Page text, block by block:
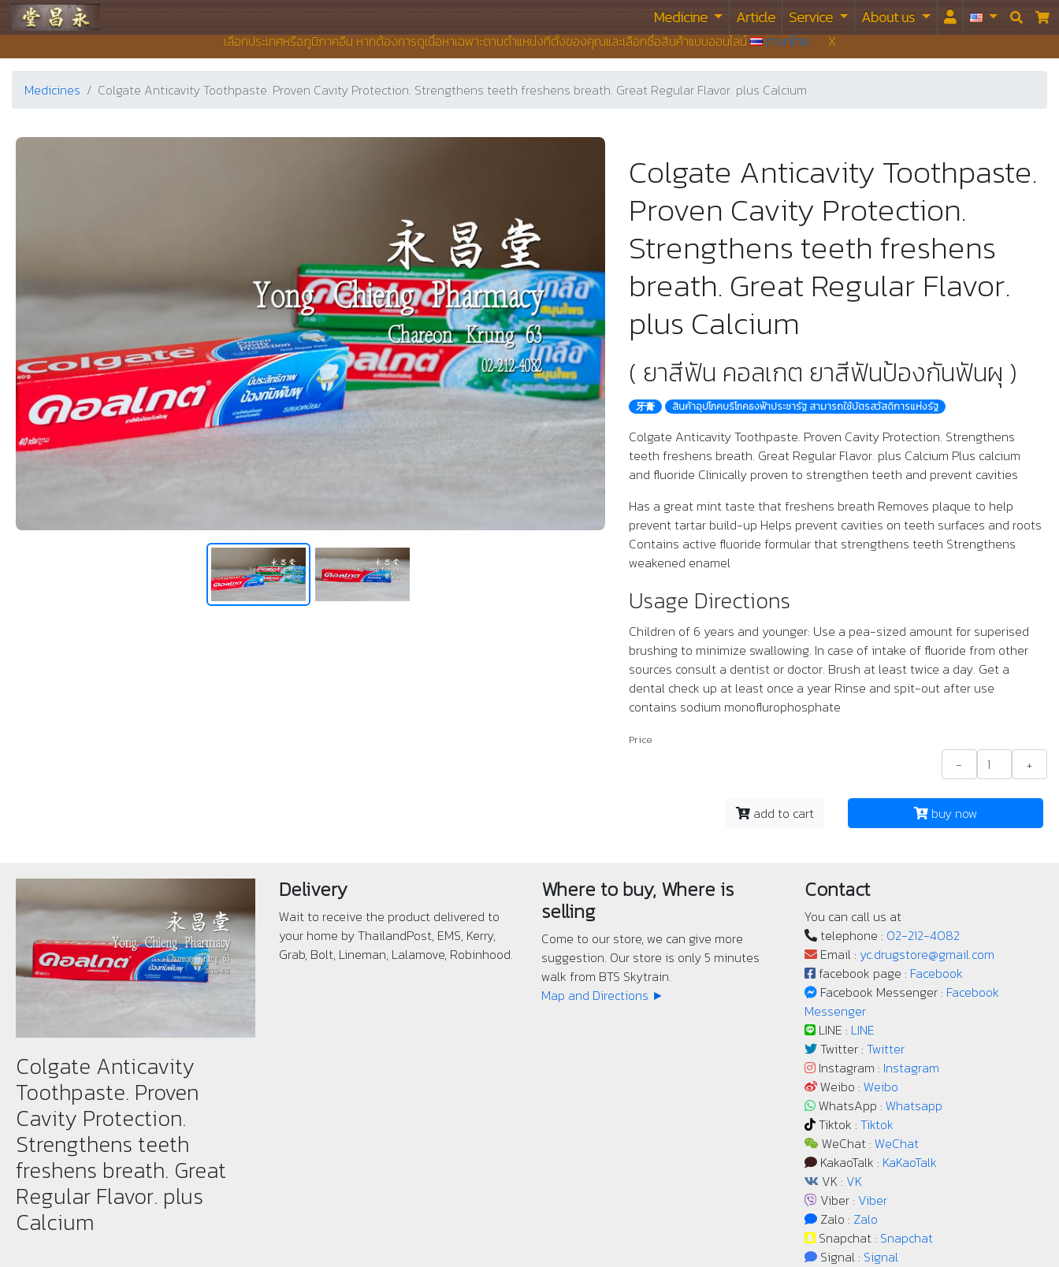
เลือกประเทศหรือภูมิภาคอื่น หากต้องการดูเนื้อหาเฉพาะตามตำแหน่งที่ตั้งของคุณและเลือกซื้อสินค้าแบบออนไลน์ ภาษาไทย X
Yong Chieng Pharmacy Medicine Article Service About us  
Medicines Colgate Anticavity Toothpaste. Proven Cavity Protection. Strengthens teeth freshens breath. Great Regular Flavor. plus Calcium
Colgate Anticavity Toothpaste.
Proven Cavity Protection.
Strengthens teeth freshens
breath. Great Regular Flavor.
plus Calcium
( ยาสีฟัน คอลเกต ยาสีฟันป้องกันฟันผุ )
牙膏 สินค้าอุปโภคบริโภคธงฟ้าประชารัฐ สามารถใช้บัตรสวัสดิการแห่งรัฐ
Colgate Anticavity Toothpaste. Proven Cavity Protection. Strengthens
teeth freshens breath. Great Regular Flavor. plus Calcium Plus calcium
and fluoride Clinically proven to strengthen teeth and prevent cavities
Has a great mint taste that freshens breath Removes plaque to help
prevent tartar build-up Helps prevent cavities on teeth surfaces and roots
Contains active fluoride formular that strengthens teeth Strengthens
weakened enamel
Usage Directions
Children of 6 years and younger: Use a pea-sized amount for superised
brushing to minimize swallowing. In case of intake of fluoride from other
sources consult a dentist or doctor. Brush at least twice a day. Get a
dental check up at least once a year Rinse and spit-out after use
contains sodium monoflurophosphate
Price
- +
add to cart buy now
Colgate Anticavity
Toothpaste. Proven
Cavity Protection.
Strengthens teeth
freshens breath. Great
Regular Flavor. plus
Calcium
Delivery
Wait to receive the product delivered to
your home by ThailandPost, EMS, Kerry,
Grab, Bolt, Lineman, Lalamove, Robinhood.
Where to buy, Where is
selling
Come to our store, we can give more
suggestion. Our store is only 5 minutes
walk from BTS Skytrain.
Map and Directions ►
Contact
You can call us at
telephone : 02-212-4082
Email : yc.drugstore@gmail.com
facebook page : Facebook
Facebook Messenger : Facebook
Messenger
LINE : LINE
Twitter : Twitter
Instagram : Instagram
Weibo : Weibo
WhatsApp : Whatsapp
Tiktok : Tiktok
WeChat : WeChat
KakaoTalk : KaKaoTalk
VK : VK
Viber : Viber
Zalo : Zalo
Snapchat : Snapchat
Signal : Signal